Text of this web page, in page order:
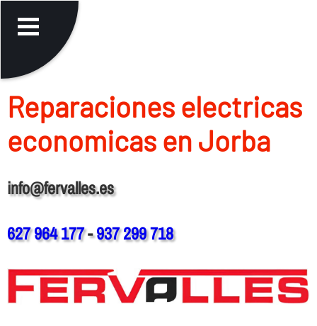
Reparaciones electricas
economicas en Jorba
info@fervalles.es
627 964 177-937 299 718